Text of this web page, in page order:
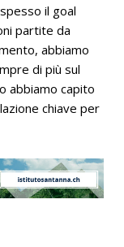
il goal
partite da
abbiamo
di più sul
abbiamo capito
chiave per